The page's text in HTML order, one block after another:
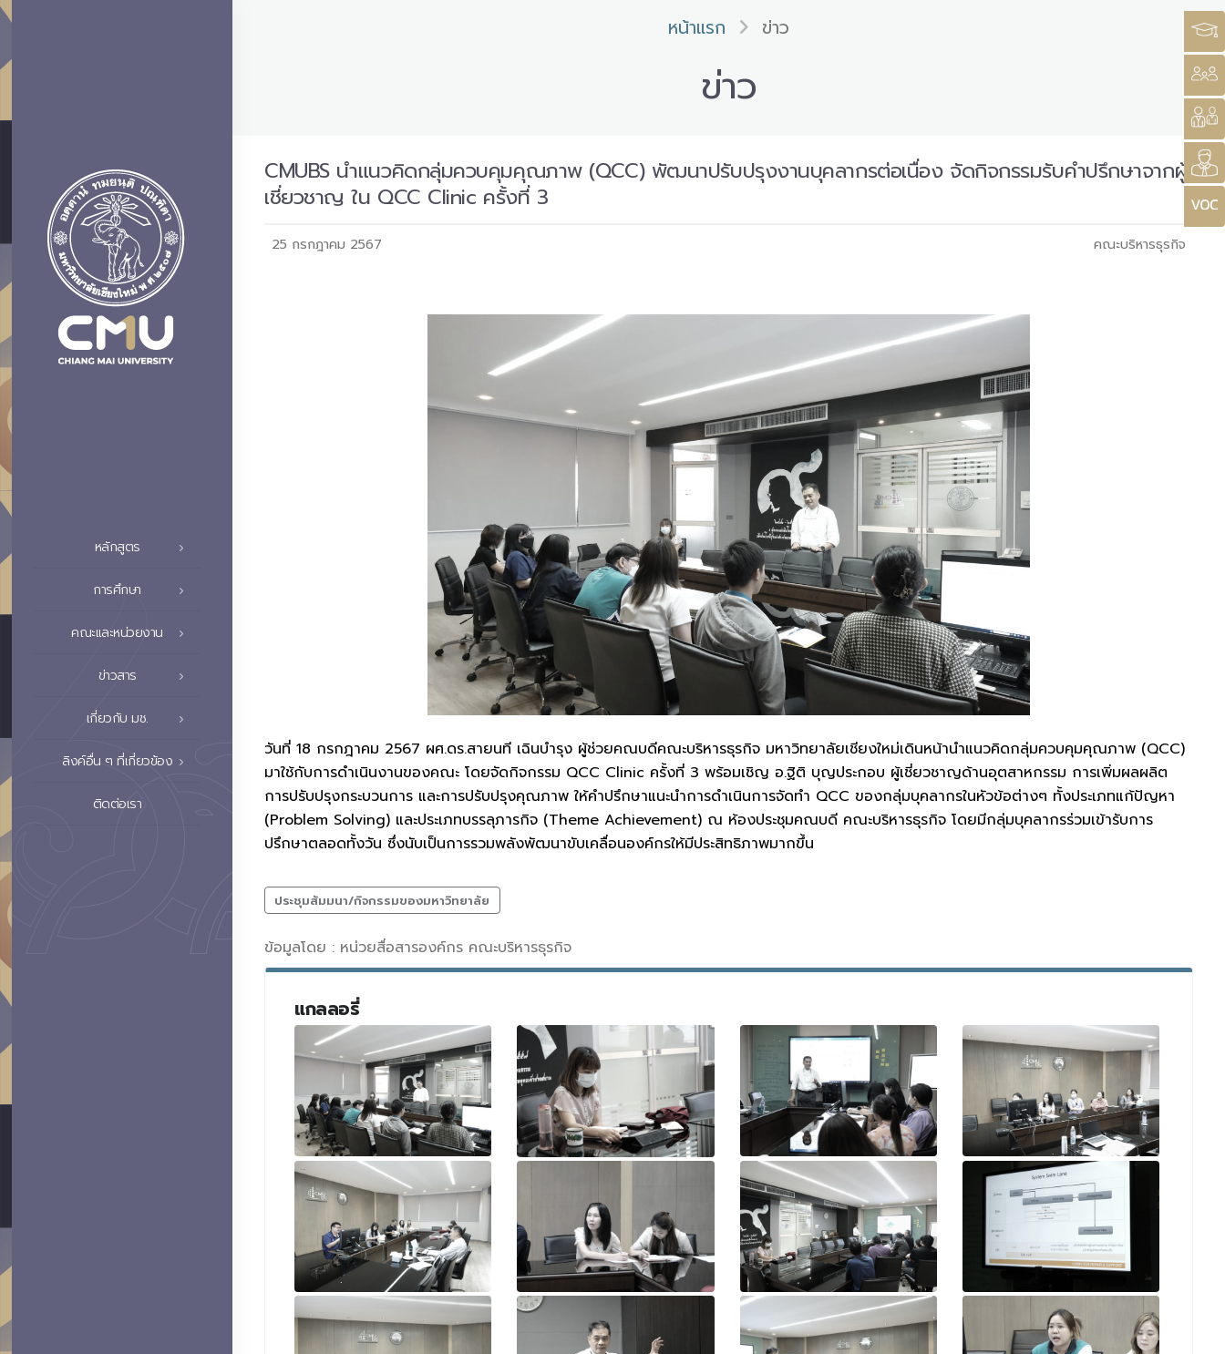
หลักสูตร
การศึกษา
คณะและหน่วยงาน
ข่าวสาร
เกี่ยวกับ มช.
ลิงค์อื่น ๆ ที่เกี่ยวข้อง
ติดต่อเรา
หน้าแรก ข่าว
ข่าว
CMUBS นำแนวคิดกลุ่มควบคุมคุณภาพ (QCC) พัฒนาปรับปรุงงานบุคลากรต่อเนื่อง จัดกิจกรรมรับคำปรึกษาจากผู้
เชี่ยวชาญ ใน QCC Clinic ครั้งที่ 3
25 กรกฎาคม 2567 คณะบริหารธุรกิจ
วันที่ 18 กรกฎาคม 2567 ผศ.ดร.สายนที เฉินบำรุง ผู้ช่วยคณบดีคณะบริหารธุรกิจ มหาวิทยาลัยเชียงใหม่เดินหน้านำแนวคิดกลุ่มควบคุมคุณภาพ (QCC)
มาใช้กับการดำเนินงานของคณะ โดยจัดกิจกรรม QCC Clinic ครั้งที่ 3 พร้อมเชิญ อ.ฐิติ บุญประกอบ ผู้เชี่ยวชาญด้านอุตสาหกรรม การเพิ่มผลผลิต
การปรับปรุงกระบวนการ และการปรับปรุงคุณภาพ ให้คำปรึกษาแนะนำการดำเนินการจัดทำ QCC ของกลุ่มบุคลากรในหัวข้อต่างๆ ทั้งประเภทแก้ปัญหา
(Problem Solving) และประเภทบรรลุภารกิจ (Theme Achievement) ณ ห้องประชุมคณบดี คณะบริหารธุรกิจ โดยมีกลุ่มบุคลากรร่วมเข้ารับการ
ปรึกษาตลอดทั้งวัน ซึ่งนับเป็นการรวมพลังพัฒนาขับเคลื่อนองค์กรให้มีประสิทธิภาพมากขึ้น
ประชุมสัมมนา/กิจกรรมของมหาวิทยาลัย
ข้อมูลโดย : หน่วยสื่อสารองค์กร คณะบริหารธุรกิจ
แกลลอรี่